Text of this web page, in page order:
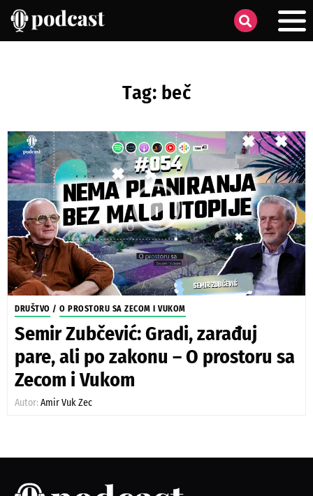
Tag: beč
DRUŠTVO / O PROSTORU SA ZECOM I VUKOM
Semir Zubčević: Gradi, zarađuj
pare, ali po zakonu – O prostoru sa
Zecom i Vukom
Autor: Amir Vuk Zec